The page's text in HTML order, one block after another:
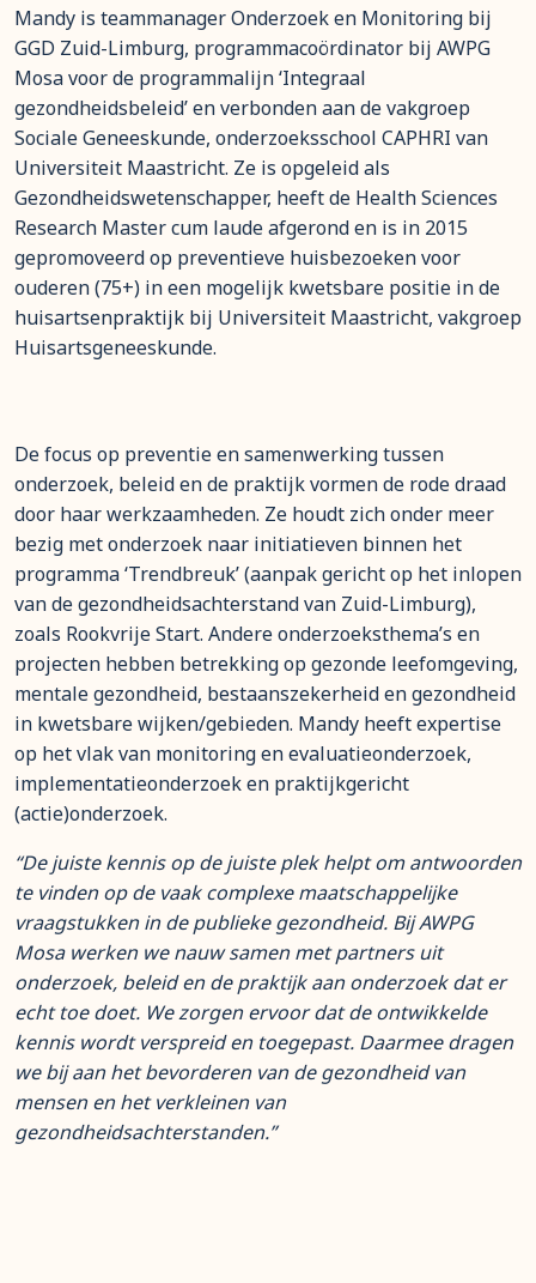
Mandy is teammanager Onderzoek en Monitoring bij
GGD Zuid-Limburg, programmacoördinator bij AWPG
Mosa voor de programmalijn ‘Integraal
gezondheidsbeleid’ en verbonden aan de vakgroep
Sociale Geneeskunde, onderzoeksschool CAPHRI van
Universiteit Maastricht. Ze is opgeleid als
Gezondheidswetenschapper, heeft de Health Sciences
Research Master cum laude afgerond en is in 2015
gepromoveerd op preventieve huisbezoeken voor
ouderen (75+) in een mogelijk kwetsbare positie in de
huisartsenpraktijk bij Universiteit Maastricht, vakgroep
Huisartsgeneeskunde.
De focus op preventie en samenwerking tussen
onderzoek, beleid en de praktijk vormen de rode draad
door haar werkzaamheden. Ze houdt zich onder meer
bezig met onderzoek naar initiatieven binnen het
programma ‘Trendbreuk’ (aanpak gericht op het inlopen
van de gezondheidsachterstand van Zuid-Limburg),
zoals Rookvrije Start. Andere onderzoeksthema’s en
projecten hebben betrekking op gezonde leefomgeving,
mentale gezondheid, bestaanszekerheid en gezondheid
in kwetsbare wijken/gebieden. Mandy heeft expertise
op het vlak van monitoring en evaluatieonderzoek,
implementatieonderzoek en praktijkgericht
(actie)onderzoek.
“De juiste kennis op de juiste plek helpt om antwoorden
te vinden op de vaak complexe maatschappelijke
vraagstukken in de publieke gezondheid. Bij AWPG
Mosa werken we nauw samen met partners uit
onderzoek, beleid en de praktijk aan onderzoek dat er
echt toe doet. We zorgen ervoor dat de ontwikkelde
kennis wordt verspreid en toegepast. Daarmee dragen
we bij aan het bevorderen van de gezondheid van
mensen en het verkleinen van
gezondheidsachterstanden.”